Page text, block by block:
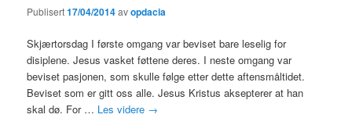
Publisert17/04/2014avopdacia
Skjærtorsdag I første omgang var beviset bare leselig for
disiplene. Jesus vasket føttene deres. I neste omgang var
beviset pasjonen, som skulle følge etter dette aftensmåltidet.
Beviset som er gitt oss alle. Jesus Kristus aksepterer at han
skal dø. For … Les videre →